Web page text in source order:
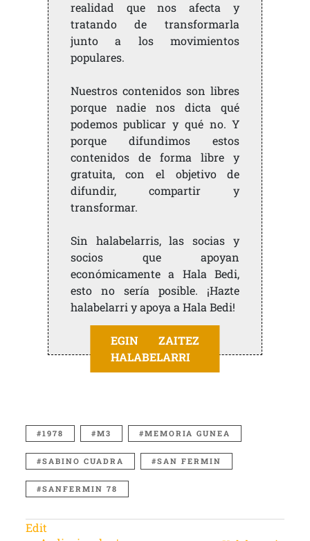
realidad que nos afecta y
tratando de transformarla
junto a los movimientos
populares.
Nuestros contenidos son libres
porque nadie nos dicta qué
podemos publicar y qué no. Y
porque difundimos estos
contenidos de forma libre y
gratuita, con el objetivo de
difundir, compartir y
transformar.
Sin halabelarris, las socias y
socios que apoyan
económicamente a Hala Bedi,
esto no sería posible. ¡Hazte
halabelarri y apoya a Hala Bedi!
EGIN ZAITEZ
HALABELARRI
1978 M3 MEMORIA GUNEA
SABINO CUADRA SAN FERMIN
SANFERMIN 78
Edit